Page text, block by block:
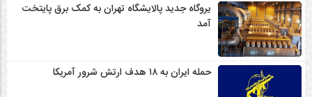
یروگاه جدید پالایشگاه تهران به کمک برق پایتخت
آمد
حمله ایران به ۱۸ هدف ارتش شرور آمریکا